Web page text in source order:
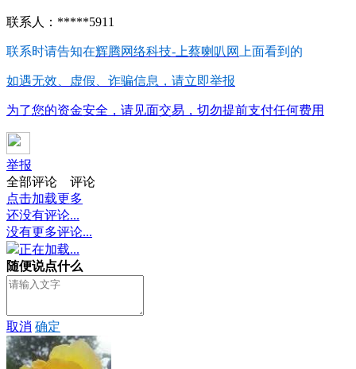
联系人：*****5911
联系时请告知在辉腾网络科技-上蔡喇叭网 上面看到的
如遇无效、虚假、诈骗信息，请立即举报
为了您的资金安全，请见面交易，切勿提前支付任何费用
举报
全部评论
评论
点击加载更多
还没有评论...
没有更多评论...
正在加载...
随便说点什么
取消 确定